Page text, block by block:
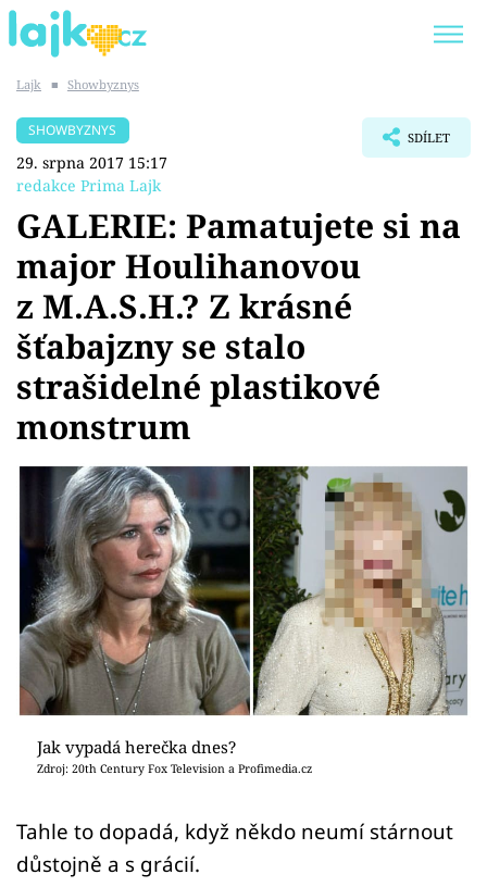
SHOPAHOLICADEL
Témata
Showbyznys
Youtubeři
Virály
Sex a vztahy
Videa
Sledujte prima+
Přihlášení
Sledujte nás
Lajk ■ Showbyznys
SHOWBYZNYS
29. srpna 2017 15:17
redakce Prima Lajk
SDÍLET
GALERIE: Pamatujete si na
major Houlihanovou
z M.A.S.H.? Z krásné
šťabajzny se stalo
strašidelné plastikové
monstrum
Jak vypadá herečka dnes?
Zdroj: 20th Century Fox Television a Profimedia.cz
Tahle to dopadá, když někdo neumí stárnout
důstojně a s grácií.